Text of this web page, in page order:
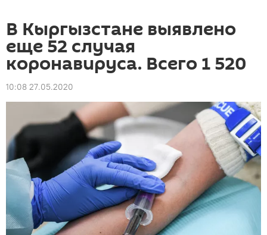
В Кыргызстане выявлено
еще 52 случая
коронавируса. Всего 1 520
10:08 27.05.2020